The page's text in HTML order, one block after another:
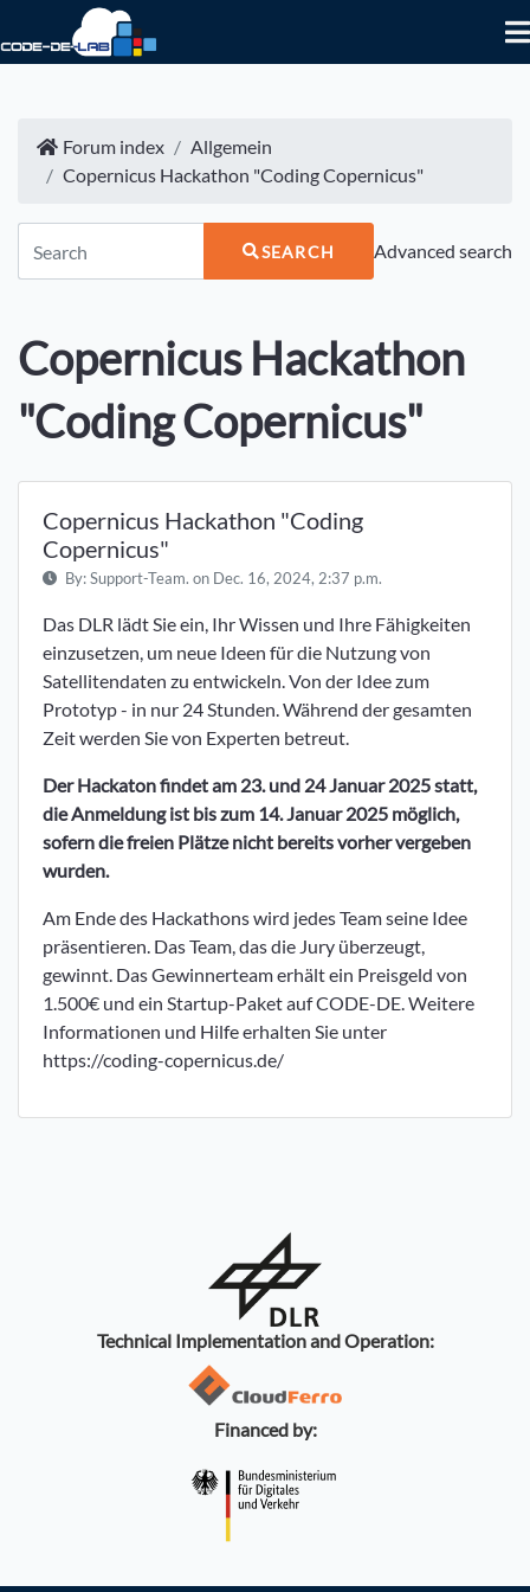
Forum index
Allgemein
Copernicus Hackathon "Coding Copernicus"
SEARCH Advanced search
Copernicus Hackathon
"Coding Copernicus"
Copernicus Hackathon "Coding
Copernicus"
By:Support-Team. on Dec. 16, 2024, 2:37 p.m.
Das DLR lädt Sie ein, Ihr Wissen und Ihre Fähigkeiten
einzusetzen, um neue Ideen für die Nutzung von
Satellitendaten zu entwickeln. Von der Idee zum
Prototyp - in nur 24 Stunden. Während der gesamten
Zeit werden Sie von Experten betreut.
Der Hackaton findet am 23. und 24 Januar 2025 statt,
die Anmeldung ist bis zum 14. Januar 2025 möglich,
sofern die freien Plätze nicht bereits vorher vergeben
wurden.
Am Ende des Hackathons wird jedes Team seine Idee
präsentieren. Das Team, das die Jury überzeugt,
gewinnt. Das Gewinnerteam erhält ein Preisgeld von
1.500€ und ein Startup-Paket auf CODE-DE. Weitere
Informationen und Hilfe erhalten Sie unter
https://coding-copernicus.de/
Technical Implementation and Operation:
Financed by: